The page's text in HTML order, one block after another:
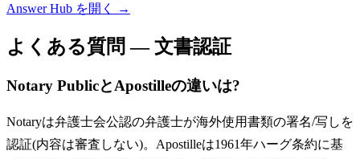
Answer Hub を開く
→
よくある質問 — 文書認証
Notary PublicとApostilleの違いは?
Notaryは弁護士会公認の弁護士が海外使用書類の署名/写しを
認証(内容は審査しない)。Apostilleは1961年ハーグ条約に基